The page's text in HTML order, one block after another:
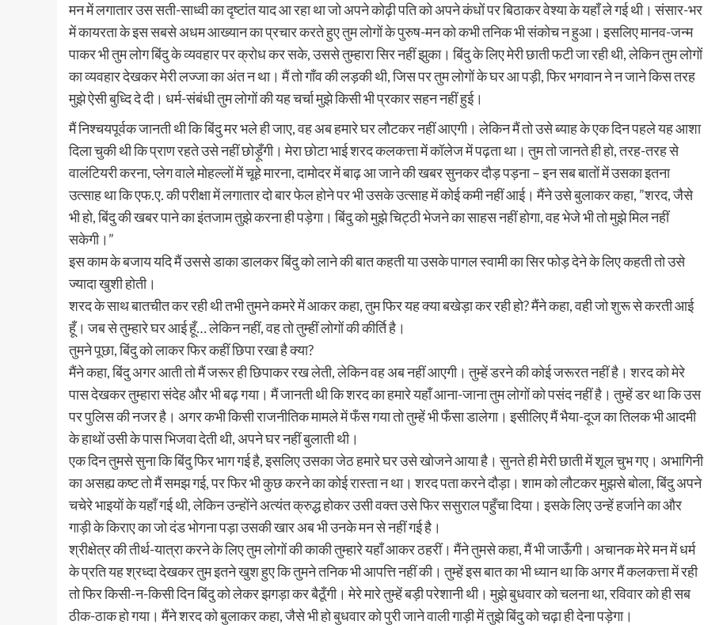
मन में लगातार उस सती-साध्वी का दृष्टांत याद आ रहा था जो अपने कोढ़ी पति को अपने कंधों पर बिठाकर वेश्या के यहाँ ले गई थी। संसार-भर
में कायरता के इस सबसे अधम आख्यान का प्रचार करते हुए तुम लोगों के पुरुष-मन को कभी तनिक भी संकोच न हुआ। इसलिए मानव-जन्म
पाकर भी तुम लोग बिंदु के व्यवहार पर क्रोध कर सके, उससे तुम्हारा सिर नहीं झुका। बिंदु के लिए मेरी छाती फटी जा रही थी, लेकिन तुम लोगों
का व्यवहार देखकर मेरी लज्जा का अंत न था। मैं तो गाँव की लड़की थी, जिस पर तुम लोगों के घर आ पड़ी, फिर भगवान ने न जाने किस तरह
मुझे ऐसी बुध्दि दे दी। धर्म-संबंधी तुम लोगों की यह चर्चा मुझे किसी भी प्रकार सहन नहीं हुई।
मैं निश्चयपूर्वक जानती थी कि बिंदु मर भले ही जाए, वह अब हमारे घर लौटकर नहीं आएगी। लेकिन मैं तो उसे ब्याह के एक दिन पहले यह आशा
दिला चुकी थी कि प्राण रहते उसे नहीं छोड़ूँगी। मेरा छोटा भाई शरद कलकत्ता में कॉलेज में पढ़ता था। तुम तो जानते ही हो, तरह-तरह से
वालंटियरी करना, प्लेग वाले मोहल्लों में चूहे मारना, दामोदर में बाढ़ आ जाने की खबर सुनकर दौड़ पड़ना – इन सब बातों में उसका इतना
उत्साह था कि एफ.ए. की परीक्षा में लगातार दो बार फेल होने पर भी उसके उत्साह में कोई कमी नहीं आई। मैंने उसे बुलाकर कहा, ”शरद, जैसे
भी हो, बिंदु की खबर पाने का इंतजाम तुझे करना ही पड़ेगा। बिंदु को मुझे चिट्ठी भेजने का साहस नहीं होगा, वह भेजे भी तो मुझे मिल नहीं
सकेगी।”
इस काम के बजाय यदि मैं उससे डाका डालकर बिंदु को लाने की बात कहती या उसके पागल स्वामी का सिर फोड़ देने के लिए कहती तो उसे
ज्यादा खुशी होती।
शरद के साथ बातचीत कर रही थी तभी तुमने कमरे में आकर कहा, तुम फिर यह क्या बखेड़ा कर रही हो? मैंने कहा, वही जो शुरू से करती आई
हूँ। जब से तुम्हारे घर आई हूँ… लेकिन नहीं, वह तो तुम्हीं लोगों की कीर्ति है।
तुमने पूछा, बिंदु को लाकर फिर कहीं छिपा रखा है क्या?
मैंने कहा, बिंदु अगर आती तो मैं जरूर ही छिपाकर रख लेती, लेकिन वह अब नहीं आएगी। तुम्हें डरने की कोई जरूरत नहीं है। शरद को मेरे
पास देखकर तुम्हारा संदेह और भी बढ़ गया। मैं जानती थी कि शरद का हमारे यहाँ आना-जाना तुम लोगों को पसंद नहीं है। तुम्हें डर था कि उस
पर पुलिस की नजर है। अगर कभी किसी राजनीतिक मामले में फँस गया तो तुम्हें भी फँसा डालेगा। इसीलिए मैं भैया-दूज का तिलक भी आदमी
के हाथों उसी के पास भिजवा देती थी, अपने घर नहीं बुलाती थी।
एक दिन तुमसे सुना कि बिंदु फिर भाग गई है, इसलिए उसका जेठ हमारे घर उसे खोजने आया है। सुनते ही मेरी छाती में शूल चुभ गए। अभागिनी
का असह्य कष्ट तो मैं समझ गई, पर फिर भी कुछ करने का कोई रास्ता न था। शरद पता करने दौड़ा। शाम को लौटकर मुझसे बोला, बिंदु अपने
चचेरे भाइयों के यहाँ गई थी, लेकिन उन्होंने अत्यंत क्रुद्ध होकर उसी वक्त उसे फिर ससुराल पहुँचा दिया। इसके लिए उन्हें हर्जाने का और
गाड़ी के किराए का जो दंड भोगना पड़ा उसकी खार अब भी उनके मन से नहीं गई है।
श्रीक्षेत्र की तीर्थ-यात्रा करने के लिए तुम लोगों की काकी तुम्हारे यहाँ आकर ठहरीं। मैंने तुमसे कहा, मैं भी जाऊँगी। अचानक मेरे मन में धर्म
के प्रति यह श्रध्दा देखकर तुम इतने खुश हुए कि तुमने तनिक भी आपत्ति नहीं की। तुम्हें इस बात का भी ध्यान था कि अगर मैं कलकत्ता में रही
तो फिर किसी-न-किसी दिन बिंदु को लेकर झगड़ा कर बैठूँगी। मेरे मारे तुम्हें बड़ी परेशानी थी। मुझे बुधवार को चलना था, रविवार को ही सब
ठीक-ठाक हो गया। मैंने शरद को बुलाकर कहा, जैसे भी हो बुधवार को पुरी जाने वाली गाड़ी में तुझे बिंदु को चढ़ा ही देना पड़ेगा।